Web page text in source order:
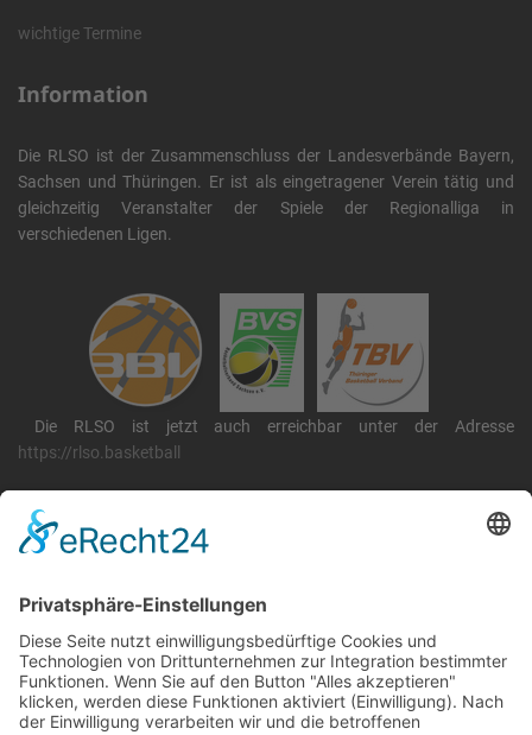
wichtige Termine
Information
Die RLSO ist der Zusammenschluss der Landesverbände Bayern,
Sachsen und Thüringen. Er ist als eingetragener Verein tätig und
gleichzeitig Veranstalter der Spiele der Regionalliga in
verschiedenen Ligen.
Die RLSO ist jetzt auch erreichbar unter der Adresse
https://rlso.basketball
RLSO Minikalender